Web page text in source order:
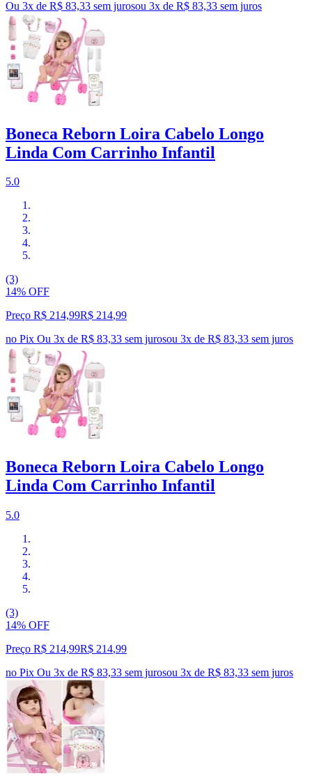
Ou 3x de R$ 83,33 sem jurosou 3x de R$ 83,33 sem juros
Boneca Reborn Loira Cabelo Longo
Linda Com Carrinho Infantil
5.0
(3)
14% OFF
Preço R$ 214,99R$ 214,99
no Pix Ou 3x de R$ 83,33 sem jurosou 3x de R$ 83,33 sem juros
Boneca Reborn Loira Cabelo Longo
Linda Com Carrinho Infantil
5.0
(3)
14% OFF
Preço R$ 214,99R$ 214,99
no Pix Ou 3x de R$ 83,33 sem jurosou 3x de R$ 83,33 sem juros